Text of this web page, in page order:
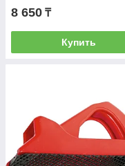
8 650 ₸
Купить